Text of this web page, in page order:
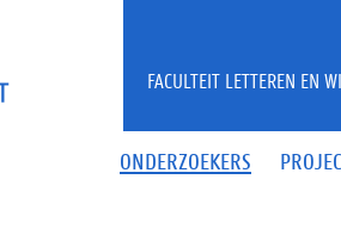
ONDERZOEKERS
FACULTEIT LETTEREN EN